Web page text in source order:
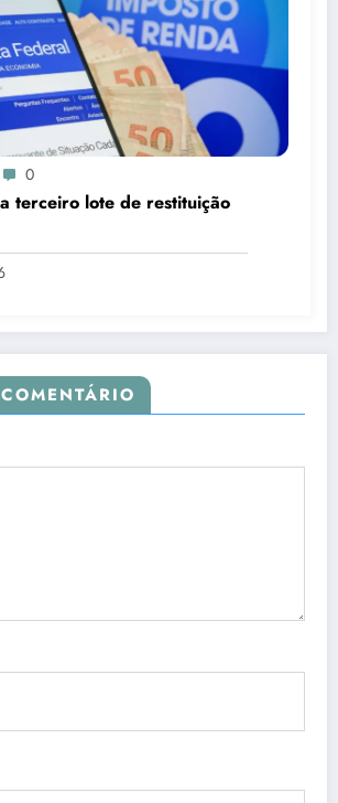
0
terceiro lote de restituição